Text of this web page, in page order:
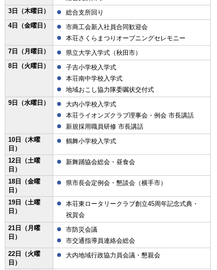
3日（木曜日）
総合支所回り
4日（金曜日）
市商工会新入社員合同歓迎会
本荘さくらまつりオープニングセレモニー
7日（月曜日）
県立大学入学式（秋田市）
8日（火曜日）
子吉小学校入学式
本荘南中学校入学式
地域おこし協力隊委嘱状交付式
9日（水曜日）
大内小学校入学式
本荘ライオンズクラブ理事会・例会 市長講話
新規採用職員研修 市長講話
10日（木曜
日）
鶴舞小学校入学式
12日（土曜
日）
新舞踊協会総会・昼食会
18日（金曜
日）
県市長会定例会・懇談会（横手市）
19日（土曜
日）
本荘東ロータリークラブ創立45周年記念式典・
祝賀会
21日（月曜
日）
市防災会議
市交通指導員連絡会総会
22日（火曜
日）
大内地域行政協力員会議・懇親会